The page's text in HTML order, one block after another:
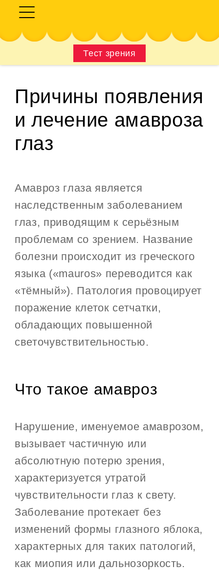
Тест зрения
Причины появления
и лечение амавроза
глаз
Амавроз глаза является
наследственным заболеванием
глаз, приводящим к серьёзным
проблемам со зрением. Название
болезни происходит из греческого
языка («mauros» переводится как
«тёмный»). Патология провоцирует
поражение клеток сетчатки,
обладающих повышенной
светочувствительностью.
Что такое амавроз
Нарушение, именуемое амаврозом,
вызывает частичную или
абсолютную потерю зрения,
характеризуется утратой
чувствительности глаз к свету.
Заболевание протекает без
изменений формы глазного яблока,
характерных для таких патологий,
как миопия или дальнозоркость.